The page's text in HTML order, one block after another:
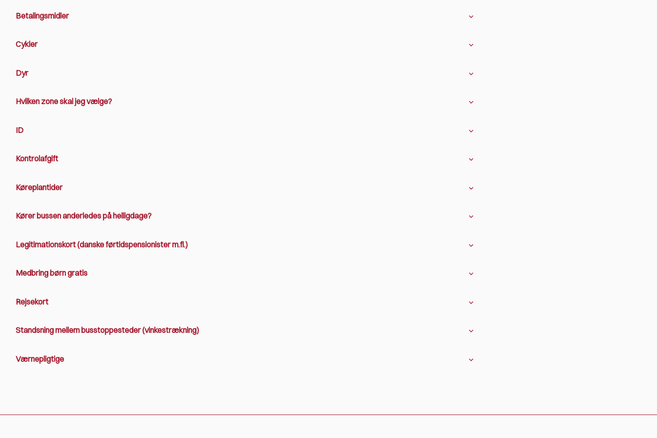
Betalingsmidler
Cykler
Dyr
Hvilken zone skal jeg vælge?
ID
Kontrolafgift
Køreplantider
Kører bussen anderledes på helligdage?
Legitimationskort (danske førtidspensionister m.fl.)
Medbring børn gratis
Rejsekort
Standsning mellem busstoppesteder (vinkestrækning)
Værnepligtige